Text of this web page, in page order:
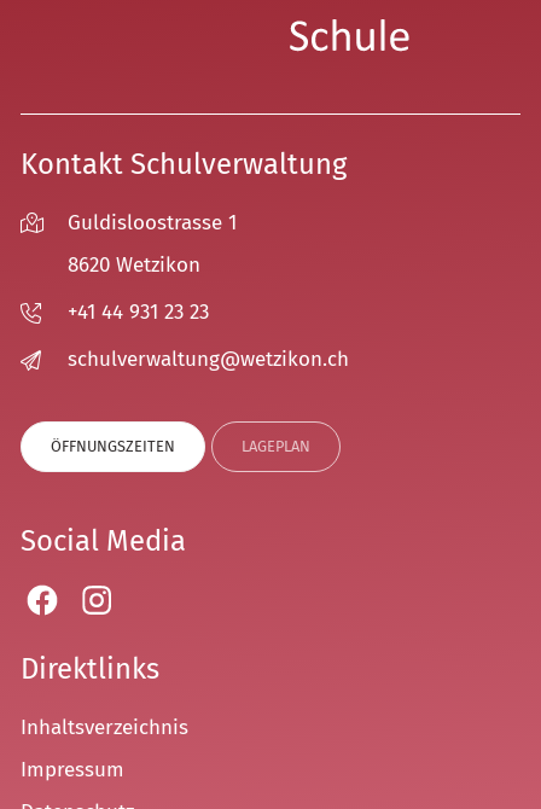
Kontakt Schulverwaltung
Guldisloostrasse 1
8620 Wetzikon
+41 44 931 23 23
sch lv rw lt ng w tz k n ch
ÖFFNUNGSZEITEN LAGEPLAN
Social Media
Direktlinks
Inhaltsverzeichnis
Impressum